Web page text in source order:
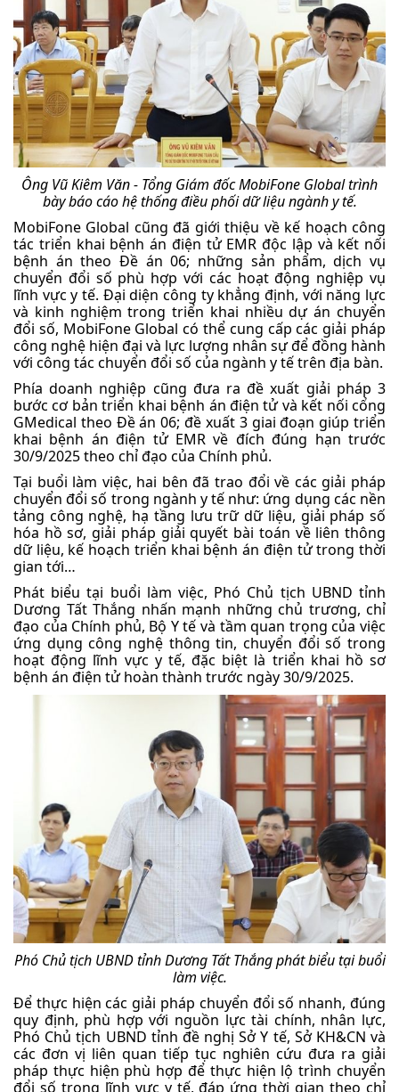
Ông Vũ Kiêm Văn - Tổng Giám đốc MobiFone Global trình
bày báo cáo hệ thống điều phối dữ liệu ngành y tế.
MobiFone Global cũng đã giới thiệu về kế hoạch công
tác triển khai bệnh án điện tử EMR độc lập và kết nối
bệnh án theo Đề án 06; những sản phẩm, dịch vụ
chuyển đổi số phù hợp với các hoạt động nghiệp vụ
lĩnh vực y tế. Đại diện công ty khẳng định, với năng lực
và kinh nghiệm trong triển khai nhiều dự án chuyển
đổi số, MobiFone Global có thể cung cấp các giải pháp
công nghệ hiện đại và lực lượng nhân sự để đồng hành
với công tác chuyển đổi số của ngành y tế trên địa bàn.
Phía doanh nghiệp cũng đưa ra đề xuất giải pháp 3
bước cơ bản triển khai bệnh án điện tử và kết nối cổng
GMedical theo Đề án 06; đề xuất 3 giai đoạn giúp triển
khai bệnh án điện tử EMR về đích đúng hạn trước
30/9/2025 theo chỉ đạo của Chính phủ.
Tại buổi làm việc, hai bên đã trao đổi về các giải pháp
chuyển đổi số trong ngành y tế như: ứng dụng các nền
tảng công nghệ, hạ tầng lưu trữ dữ liệu, giải pháp số
hóa hồ sơ, giải pháp giải quyết bài toán về liên thông
dữ liệu, kế hoạch triển khai bệnh án điện tử trong thời
gian tới…
Phát biểu tại buổi làm việc, Phó Chủ tịch UBND tỉnh
Dương Tất Thắng nhấn mạnh những chủ trương, chỉ
đạo của Chính phủ, Bộ Y tế và tầm quan trọng của việc
ứng dụng công nghệ thông tin, chuyển đổi số trong
hoạt động lĩnh vực y tế, đặc biệt là triển khai hồ sơ
bệnh án điện tử hoàn thành trước ngày 30/9/2025.
Phó Chủ tịch UBND tỉnh Dương Tất Thắng phát biểu tại buổi
làm việc.
Để thực hiện các giải pháp chuyển đổi số nhanh, đúng
quy định, phù hợp với nguồn lực tài chính, nhân lực,
Phó Chủ tịch UBND tỉnh đề nghị Sở Y tế, Sở KH&CN và
các đơn vị liên quan tiếp tục nghiên cứu đưa ra giải
pháp thực hiện phù hợp để thực hiện lộ trình chuyển
đổi số trong lĩnh vực y tế, đáp ứng thời gian theo chỉ